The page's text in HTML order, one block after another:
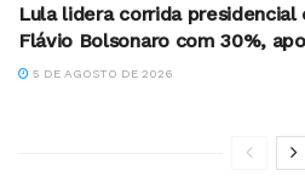
Lula lidera corrida
Flávio Bolsonaro com 30%,
5 DE AGOSTO DE 2026